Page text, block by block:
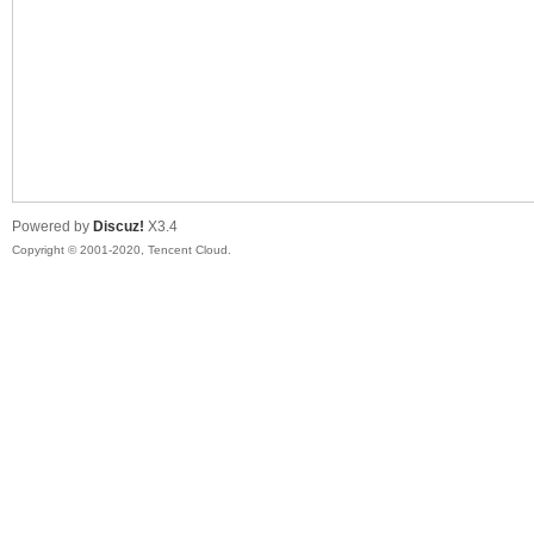
Powered by Discuz! X3.4
Copyright © 2001-2020, Tencent Cloud.